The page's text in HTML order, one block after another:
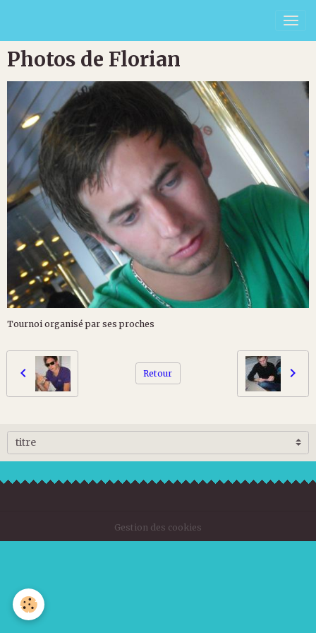
Photos de Florian
Tournoi organisé par ses proches
Retour
Gestion des cookies